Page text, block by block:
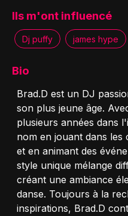
Ils m'ont influencé
Dj puffy james hype
Bio
Brad.D est un DJ
son plus jeune âge.
plusieurs années dans
nom en jouant dans les
et en animant des
style unique mélange
créant une ambiance
danse. Toujours à la
inspirations, Brad.D